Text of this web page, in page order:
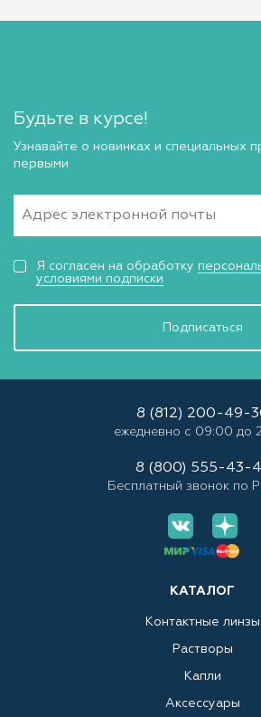
Будьте в курсе!
Узнавайте о новинках и специальных
первыми
Подписаться
Я согласен на обработку
условиями подписки
КАТАЛОГ
Контактные линзы
Растворы
Капли
Аксессуары
8 (812) 200-49-
ежедневно с 09:00 до
8 (800) 555-43-
Бесплатный звонок по